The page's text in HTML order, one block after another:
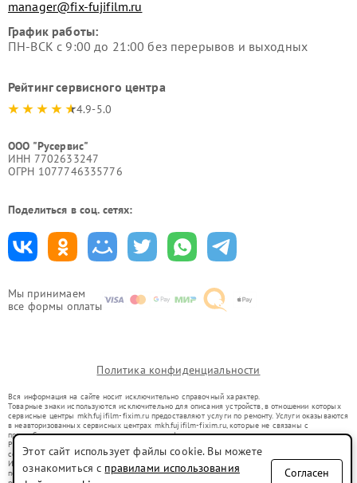
Мы принимаем
все формы оплаты
manager@fix-fujifilm.ru
График работы:
ПН-ВСК с 9:00 до 21:00 без перерывов и выходных
Рейтинг сервисного центра
4.9-5.0
ООО "Русервис"
ИНН 7702633247
ОГРН 1077746335776
Поделиться в соц. сетях:
Политика конфиденциальности
Вся информация на сайте носит исключительно справочный характер.
Товарные знаки используются исключительно для описания устройств, в отношении которых
сервисные центры mkh.fujifilm-fixim.ru предоставляют услуги по ремонту. Услуги оказываются
в неавторизованных сервисных центрах mkh.fujifilm-fixim.ru, которые не связаны с
правообладателями товарных знаков или их официальными представителями.
Ремонт осуществляется для устройств, уже введенных в гражданский оборот в соответствии
со статьей 1487 ГК РФ.
Использование товарных знаков не преследует цели индивидуализации услуг или введения
потребителей в заблуждение, а служит для информирования о предоставляемых услугах по
Этот сайт использует файлы cookie. Вы можете
ознакомиться с правилами использования
Согласен